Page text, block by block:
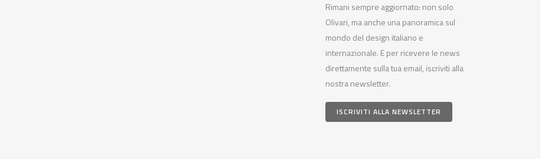
Rimani sempre aggiornato: non solo
Olivari, ma anche una panoramica sul
mondo del design italiano e
internazionale. E per ricevere le news
direttamente sulla tua email, iscriviti alla
nostra newsletter.
ISCRIVITI ALLA NEWSLETTER